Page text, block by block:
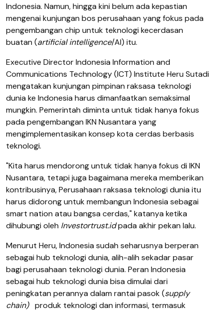
Indonesia. Namun, hingga kini belum ada kepastian
mengenai kunjungan bos perusahaan yang fokus pada
pengembangan chip untuk teknologi kecerdasan
buatan (artificial intelligence/AI) itu.
Executive Director Indonesia Information and
Communications Technology (ICT) Institute Heru Sutadi
mengatakan kunjungan pimpinan raksasa teknologi
dunia ke Indonesia harus dimanfaatkan semaksimal
mungkin. Pemerintah diminta untuk tidak hanya fokus
pada pengembangan IKN Nusantara yang
mengimplementasikan konsep kota cerdas berbasis
teknologi.
"Kita harus mendorong untuk tidak hanya fokus di IKN
Nusantara, tetapi juga bagaimana mereka memberikan
kontribusinya, Perusahaan raksasa teknologi dunia itu
harus didorong untuk membangun Indonesia sebagai
smart nation atau bangsa cerdas," katanya ketika
dihubungi oleh Investortrust.idpada akhir pekan lalu.
Menurut Heru, Indonesia sudah seharusnya berperan
sebagai hub teknologi dunia, alih-alih sekadar pasar
bagi perusahaan teknologi dunia. Peran Indonesia
sebagai hub teknologi dunia bisa dimulai dari
peningkatan perannya dalam rantai pasok (supply
chain) produk teknologi dan informasi, termasuk